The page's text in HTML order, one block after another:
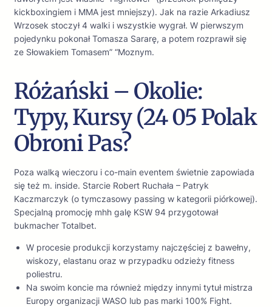
kickboxingiem i MMA jest mniejszy). Jak na razie Arkadiusz
Wrzosek stoczył 4 walki i wszystkie wygrał. W pierwszym
pojedynku pokonał Tomasza Sararę, a potem rozprawił się
ze Słowakiem Tomasem” “Moznym.
Różański – Okolie:
Typy, Kursy (24 05 Polak
Obroni Pas?
Poza walką wieczoru i co-main eventem świetnie zapowiada
się też m. inside. Starcie Robert Ruchała – Patryk
Kaczmarczyk (o tymczasowy passing w kategorii piórkowej).
Specjalną promocję mhh galę KSW 94 przygotował
bukmacher Totalbet.
W procesie produkcji korzystamy najczęściej z bawełny,
wiskozy, elastanu oraz w przypadku odzieży fitness
poliestru.
Na swoim koncie ma również między innymi tytuł mistrza
Europy organizacji WASO lub pas marki 100% Fight.